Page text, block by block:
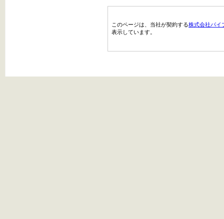
このページは、当社が契約する株式会社パイ
表示しています。